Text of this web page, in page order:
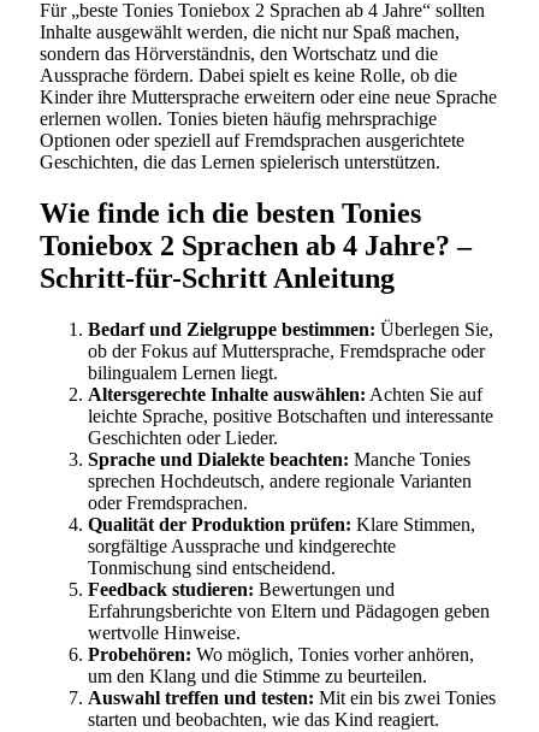
Für „beste Tonies Toniebox 2 Sprachen ab 4 Jahre“ sollten
Inhalte ausgewählt werden, die nicht nur Spaß machen,
sondern das Hörverständnis, den Wortschatz und die
Aussprache fördern. Dabei spielt es keine Rolle, ob die
Kinder ihre Muttersprache erweitern oder eine neue Sprache
erlernen wollen. Tonies bieten häufig mehrsprachige
Optionen oder speziell auf Fremdsprachen ausgerichtete
Geschichten, die das Lernen spielerisch unterstützen.
Wie finde ich die besten Tonies
Toniebox 2 Sprachen ab 4 Jahre? –
Schritt-für-Schritt Anleitung
Bedarf und Zielgruppe bestimmen: Überlegen Sie,
ob der Fokus auf Muttersprache, Fremdsprache oder
bilingualem Lernen liegt.
Altersgerechte Inhalte auswählen: Achten Sie auf
leichte Sprache, positive Botschaften und interessante
Geschichten oder Lieder.
Sprache und Dialekte beachten: Manche Tonies
sprechen Hochdeutsch, andere regionale Varianten
oder Fremdsprachen.
Qualität der Produktion prüfen: Klare Stimmen,
sorgfältige Aussprache und kindgerechte
Tonmischung sind entscheidend.
Feedback studieren: Bewertungen und
Erfahrungsberichte von Eltern und Pädagogen geben
wertvolle Hinweise.
Probehören: Wo möglich, Tonies vorher anhören,
um den Klang und die Stimme zu beurteilen.
Auswahl treffen und testen: Mit ein bis zwei Tonies
starten und beobachten, wie das Kind reagiert.